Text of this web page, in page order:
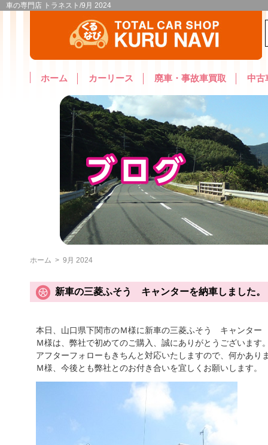
車の専門店 トラネスト/9月 2024
ホーム カーリース 廃車・事故車買取 中古
ホーム > 9月 2024
新車の三菱ふそう キャンターを納車しました。
本日、山口県下関市のＭ様に新車の三菱ふそう キャンタ
Ｍ様は、弊社で初めてのご購入、誠にありがとうございます
アフターフォローもきちんと対応いたしますので、何かあり
Ｍ様、今後とも弊社とのお付き合いを宜しくお願いします。